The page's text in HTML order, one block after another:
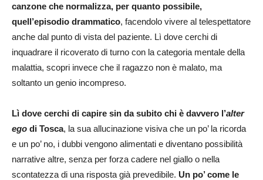
canzone che normalizza, per quanto possibile,
quell’episodio drammatico, facendolo vivere al telespettatore
anche dal punto di vista del paziente. Lì dove cerchi di
inquadrare il ricoverato di turno con la categoria mentale della
malattia, scopri invece che il ragazzo non è malato, ma
soltanto un genio incompreso.
Lì dove cerchi di capire sin da subito chi è davvero l’alter
ego di Tosca, la sua allucinazione visiva che un po’ la ricorda
e un po’ no, i dubbi vengono alimentati e diventano possibilità
narrative altre, senza per forza cadere nel giallo o nella
scontatezza di una risposta già prevedibile. Un po’ come le